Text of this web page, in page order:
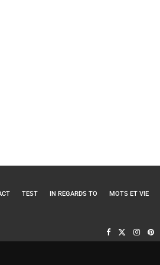
TEST IN REGARDS TO MOTS ET VIE